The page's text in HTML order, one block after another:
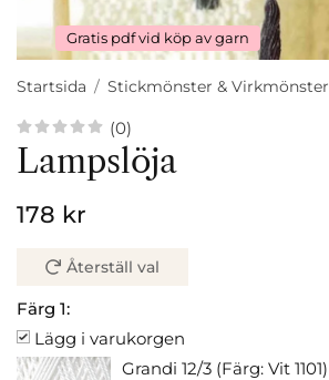
Gratis pdf vid köp av garn
Startsida / Stickmönster & Virkmönster
(0)
Lampslöja
178 kr
Återställ val
Färg 1:
Lägg i varukorgen
Grandi 12/3 (Färg: Vit 1101)